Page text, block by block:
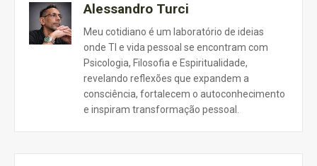
Alessandro Turci
Meu cotidiano é um laboratório de ideias
onde TI e vida pessoal se encontram com
Psicologia, Filosofia e Espiritualidade,
revelando reflexões que expandem a
consciência, fortalecem o autoconhecimento
e inspiram transformação pessoal.